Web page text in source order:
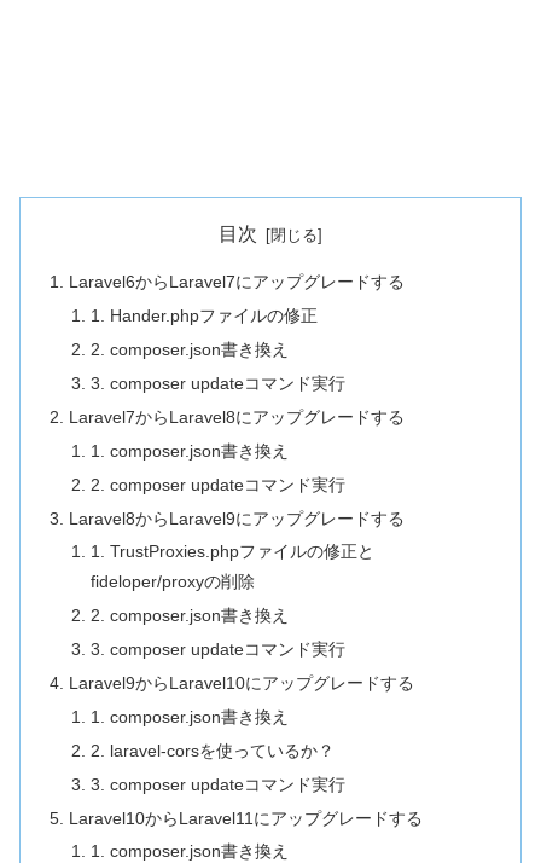
目次
Laravel6からLaravel7にアップグレードする
1. Hander.phpファイルの修正
2. composer.json書き換え
3. composer updateコマンド実行
Laravel7からLaravel8にアップグレードする
1. composer.json書き換え
2. composer updateコマンド実行
Laravel8からLaravel9にアップグレードする
1. TrustProxies.phpファイルの修正と
fideloper/proxyの削除
2. composer.json書き換え
3. composer updateコマンド実行
Laravel9からLaravel10にアップグレードする
1. composer.json書き換え
2. laravel-corsを使っているか？
3. composer updateコマンド実行
Laravel10からLaravel11にアップグレードする
1. composer.json書き換え